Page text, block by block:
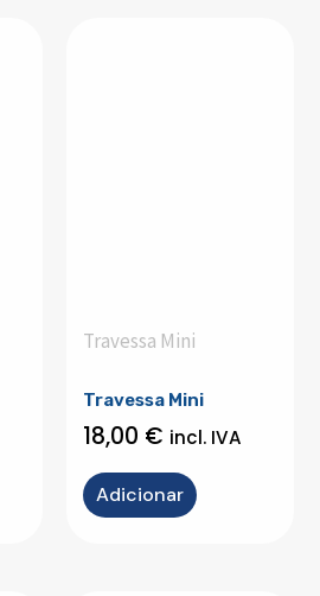
Travessa Mini
Travessa Mini
18,00 € incl. IVA
Adicionar